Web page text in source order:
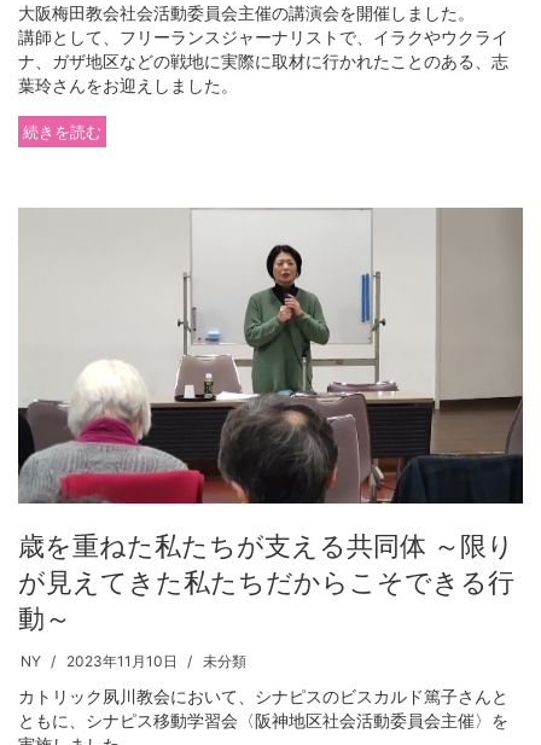
大阪梅田教会社会活動委員会主催の講演会を開催しました。
講師として、フリーランスジャーナリストで、イラクやウクライ
ナ、ガザ地区などの戦地に実際に取材に行かれたことのある、志
葉玲さんをお迎えしました。
続きを読む
歳を重ねた私たちが支える共同体 ～限り
が見えてきた私たちだからこそできる行
動～
NY 2023年11月10日 未分類
カトリック夙川教会において、シナピスのビスカルド篤子さんと
ともに、シナピス移動学習会〈阪神地区社会活動委員会主催〉を